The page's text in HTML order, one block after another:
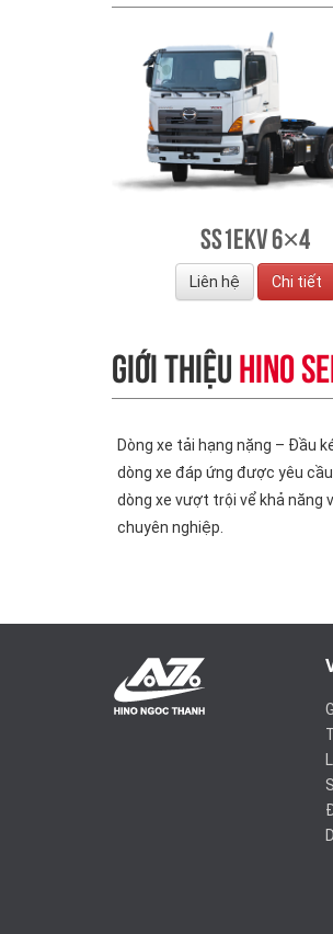
SS1EKV 6×4
Liên hệ Chi tiết
GIỚI THIỆUHINO
Dòng xe tải hạng nặng – Đầu
dòng xe đáp ứng được yêu
dòng xe vượt trội vể khả năng
chuyên nghiệp.